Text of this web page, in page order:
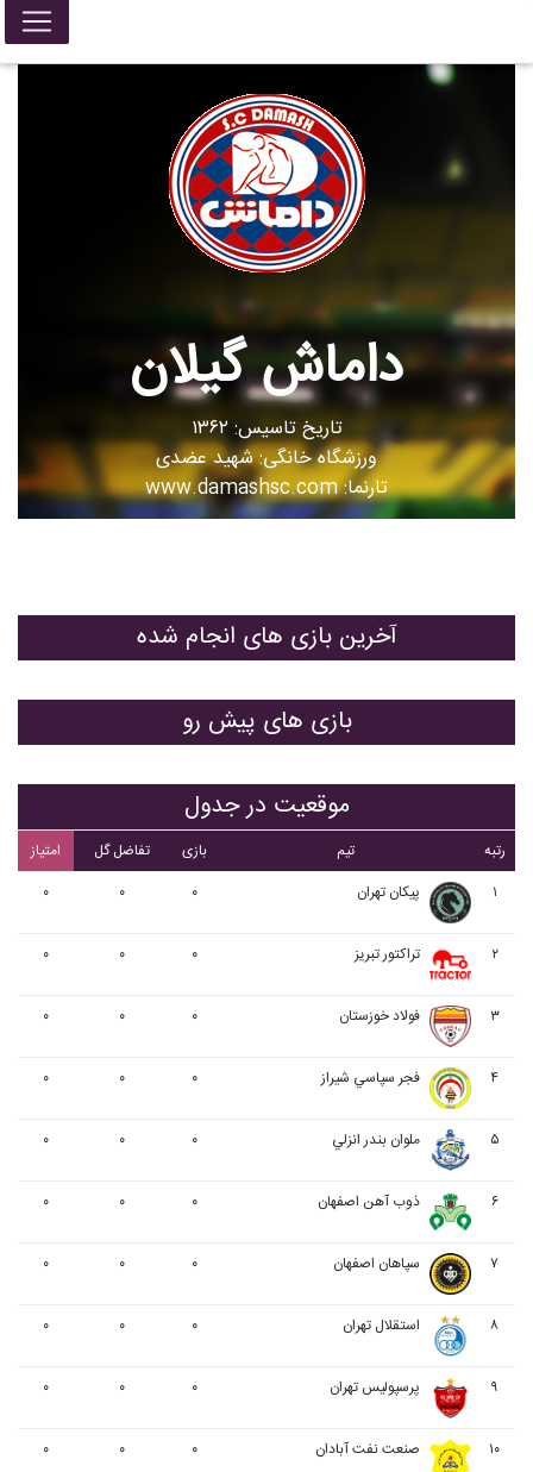
داماش گيلان
تاریخ تاسیس: ۱۳۶۲
ورزشگاه خانگی: شهید عضدی
تارنما: www.damashsc.com
آخرین بازی های انجام شده
بازی های پیش رو
موقعیت در جدول
رتبه تیم بازی تفاضل گل
امتیاز
۱
پيکان تهران ۰ ۰ ۰
۲ تراکتور تبریز ۰ ۰ ۰
۳ فولاد خوزستان ۰ ۰ ۰
۴ فجر سپاسي شیراز ۰ ۰ ۰
۵ ملوان بندر انزلي ۰ ۰ ۰
۶ ذوب آهن اصفهان ۰ ۰ ۰
۷ سپاهان اصفهان ۰ ۰ ۰
۸ استقلال تهران ۰ ۰ ۰
۹ پرسپولیس تهران ۰ ۰ ۰
۱۰ صنعت نفت آبادان ۰ ۰ ۰